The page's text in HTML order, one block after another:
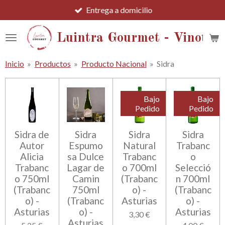
al
contenido
principal
Luintra Gourmet -
Entrega a domicilio
Inicio » Productos » Producto Nacional » Sidra
Sidra de
Autor
Alicia
Trabanc
o 750ml
(Trabanc
o) -
Asturias
Sidra
Espumo
sa Dulce
Lagar de
Camin
750ml
(Trabanc
o) -
Asturias
Bajo
Pedido
Sidra
Natural
Trabanc
o 700ml
(Trabanc
o) -
Asturias
3,30 €
Bajo
Pedido
Sidra
Trabanc
o
Selecció
n 700ml
(Trabanc
o) -
Asturias